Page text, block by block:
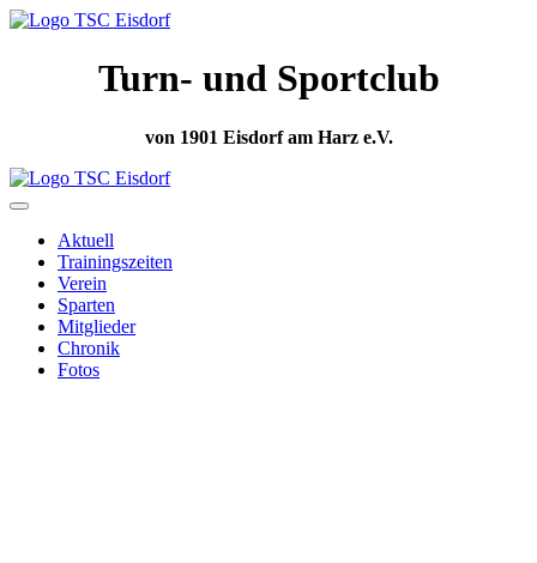
Turn- und Sportclub
von 1901 Eisdorf am Harz e.V.
Aktuell
Trainingszeiten
Verein
Sparten
Mitglieder
Chronik
Fotos